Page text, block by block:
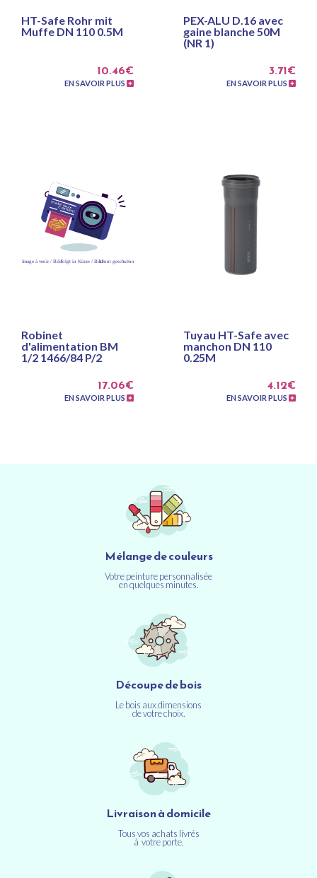
HT-Safe Rohr mit
Muffe DN 110 0.5M
10.46€
EN SAVOIR PLUS
PEX-ALU D.16 avec
gaine blanche 50M
(NR 1)
3.71€
EN SAVOIR PLUS
Robinet
d'alimentation BM
1/2 1466/84 P/2
17.06€
EN SAVOIR PLUS
Tuyau HT-Safe avec
manchon DN 110
0.25M
4.12€
EN SAVOIR PLUS
Mélange de couleurs
Votre peinture personnalisée
en quelques minutes.
Découpe de bois
Le bois aux dimensions
de votre choix.
Livraison à domicile
Tous vos achats livrés
à votre porte.